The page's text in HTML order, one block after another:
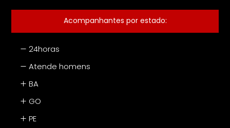
Acompanhantes por estado:
24horas
Atende homens
BA
GO
PE